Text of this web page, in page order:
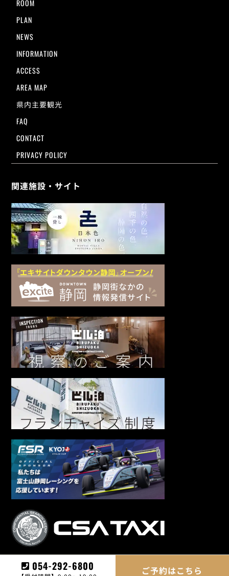
054-292-6800 ご予約はこちら
ROOM
PLAN
NEWS
INFORMATION
ACCESS
AREA MAP
県内主要観光
FAQ
CONTACT
PRIVACY POLICY
関連施設・サイト
©BIRUPAKU.All Rights Reserved.